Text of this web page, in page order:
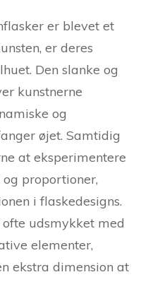
er blevet et
er deres
Den slanke og
kunstnerne
og
øjet. Samtidig
at eksperimentere
proportioner,
i flaskedesigns.
udsmykket med
elementer,
ekstra dimension at